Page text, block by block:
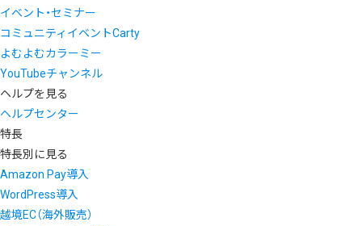
イベント・セミナー
コミュニティイベントCarty
よむよむカラーミー
YouTubeチャンネル
ヘルプを見る
ヘルプセンター
特長
特長別に見る
Amazon Pay導入
WordPress導入
越境EC（海外販売）